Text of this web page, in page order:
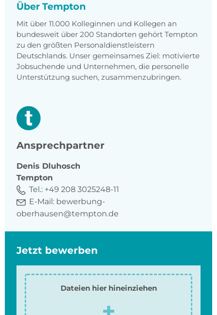
Über Tempton
Mit über 11.000 Kolleginnen und Kollegen an
bundesweit über 200 Standorten gehört Tempton
zu den größten Personaldienstleistern
Deutschlands. Unser gemeinsames Ziel: motivierte
Jobsuchende und Unternehmen, die personelle
Unterstützung suchen, zusammenzubringen.
Ansprechpartner
Denis Dluhosch
Tempton
Tel.: +49 208 3025248-11
E-Mail: bewerbung-
oberhausen@tempton.de
Jetzt bewerben
Dateien hier hineinziehen